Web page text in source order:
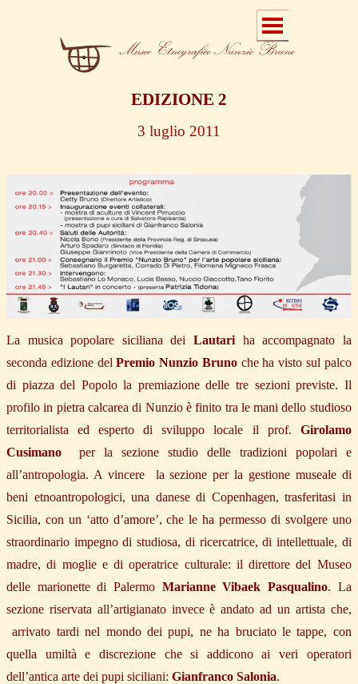
EDIZIONE 2
3 luglio 2011
La musica popolare siciliana dei Lautariha accompagnato la
seconda edizione delPremio Nunzio Brunoche ha visto sul palco
di piazza del Popolo la premiazione delle tre sezioni previste. Il
profilo in pietra calcarea di Nunzio è finito tra le mani dello studioso
territorialista ed esperto di sviluppo locale il prof. Girolamo
Cusimano per la sezione studio delle tradizioni popolari e
all’antropologia. A vincere la sezione per la gestione museale di
beni etnoantropologici, una danese di Copenhagen, trasferitasi in
Sicilia, con un ‘atto d’amore’, che le ha permesso di svolgere uno
straordinario impegno di studiosa, di ricercatrice, di intellettuale, di
madre, di moglie e di operatrice culturale: il direttore del Museo
delle marionette di Palermo Marianne Vibaek Pasqualino. La
sezione riservata all’artigianato invece è andato ad un artista che,
arrivato tardi nel mondo dei pupi, ne ha bruciato le tappe, con
quella umiltà e discrezione che si addicono ai veri operatori
dell’antica arte dei pupi siciliani: Gianfranco Salonia.